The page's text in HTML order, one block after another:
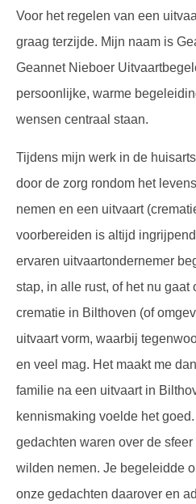
Voor het regelen van een
graag terzijde. Mijn naam is
Geannet Nieboer
persoonlijke, warme
wensen centraal staan.
Tijdens mijn werk in de
door de zorg rondom het
nemen en een uitvaart
voorbereiden is altijd
ervaren uitvaartondernemer
stap, in alle rust, of het nu gaat
crematie in Bilthoven (of
uitvaart vorm, waarbij
en veel mag. Het maakt me
familie na een uitvaart in
kennismaking voelde het
gedachten waren over de
wilden nemen. Je begeleidde
onze gedachten daarover en